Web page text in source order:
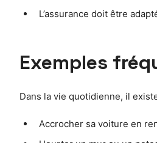
L’assurance doit être
Exemples
Dans la vie quotidienne, il
Accrocher sa voiture en